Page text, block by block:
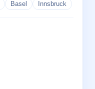
Basel Innsbruck